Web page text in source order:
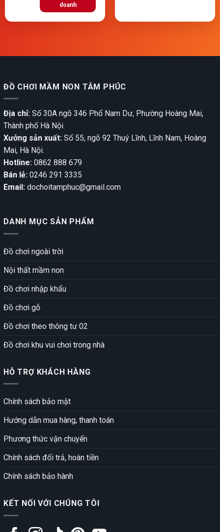
doanh
ĐỒ CHƠI MẦM NON TÂM PHÚC
Địa chỉ: Số 30A ngõ 346 Phố Nam Dư, Phường Hoàng Mai,
Thành phố Hà Nội.
Xưởng sản xuất: Số 55, ngõ 92 Thuý Lĩnh, Lĩnh Nam, Hoàng
Mai, Hà Nội.
Hotline: 0862 888 679
Bán lẻ: 0246 291 3335
Email: dochoitamphuc@gmail.com
DANH MỤC SẢN PHẨM
Đồ chơi ngoài trời
Nội thất mầm non
Đồ chơi nhập khẩu
Đồ chơi gỗ
Đồ chơi theo thông tư 02
Đồ chơi khu vui chơi trong nhà
HỖ TRỢ KHÁCH HÀNG
Chính sách bảo mật
Hướng dẫn mua hàng, thanh toán
Phương thức vận chuyển
Chính sách đổi trả, hoàn tiền
Chính sách bảo hành
KẾT NỐI VỚI CHÚNG TÔI